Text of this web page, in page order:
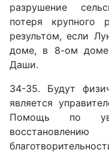
разрушение
потеря крупного
результом, если
доме, в 8-ом
Даши.
34-35. Будут
является
Помощь по